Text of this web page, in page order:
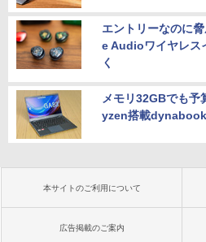
エントリーなのに
e Audioワイヤレス
く
メモリ32GBでも予
yzen搭載
本サイトのご利用について
広告掲載のご案内